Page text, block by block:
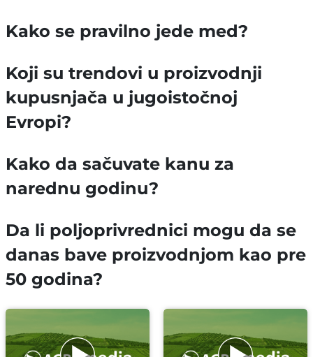
Kako se pravilno jede med?
Koji su trendovi u proizvodnji
kupusnjača u jugoistočnoj
Evropi?
Kako da sačuvate kanu za
narednu godinu?
Da li poljoprivrednici mogu da se
danas bave proizvodnjom kao pre
50 godina?